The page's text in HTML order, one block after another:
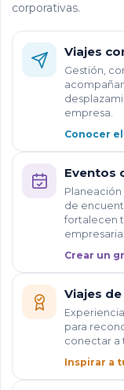
corporativas.
Viajes
Gestión,
empresa.
Conocer
Eventos
de
fortalecen
Crear un
Viajes
para
conectar a
Inspirar a